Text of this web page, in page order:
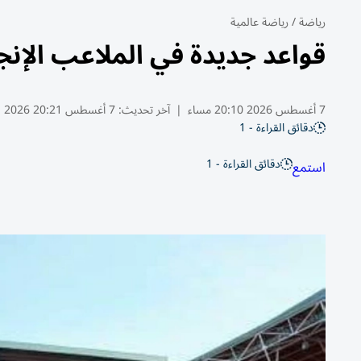
رياضة/رياضة عالمية
قواعد جديدة في الملاعب
7 أغسطس 2026 20:10 مساء | آخر تحديث:7 أغسطس 20:21 2026
دقائق القراءة - 1
استمع دقائق القراءة - 1